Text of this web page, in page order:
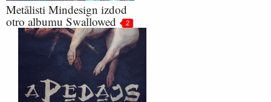
Metālisti Mindesign izdod
otro albumu Swallowed
2